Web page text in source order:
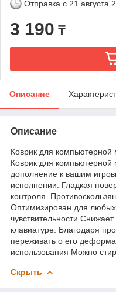
Отправка с 21 августа
3 190 ₸
Описание
Описание
Коврик для
Коврик для
дополнение к вашим
исполнении. Гладкая
контроля.
Оптимизирован для
чувствительности
клавиатуре. Благодаря
переживать о его
использования Можно
Скрыть